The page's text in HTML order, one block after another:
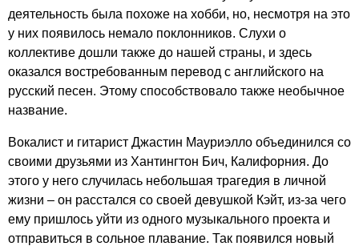
деятельность была похоже на хобби, но, несмотря на это
у них появилось немало поклонников. Слухи о
коллективе дошли также до нашей страны, и здесь
оказался востребованным перевод с английского на
русский песен. Этому способствовало также необычное
название.
Вокалист и гитарист Джастин Мауриэлло объединился со
своими друзьями из Хантингтон Бич, Калифорния. До
этого у него случилась небольшая трагедия в личной
жизни – он расстался со своей девушкой Кэйт, из-за чего
ему пришлось уйти из одного музыкального проекта и
отправиться в сольное плавание. Так появился новый